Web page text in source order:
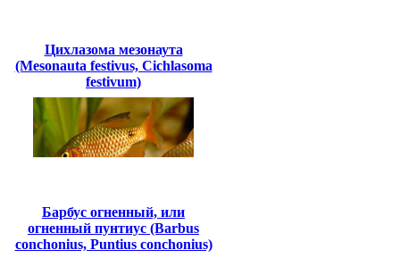
Цихлазома мезонаута
(Mesonauta festivus, Cichlasoma
festivum)
Барбус огненный, или
огненный пунтиус (Barbus
conchonius, Puntius conchonius)